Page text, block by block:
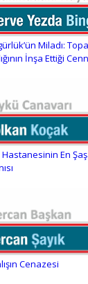
Miladı:
İnşa Ettiği
Hastanesinin En
Cenazesi